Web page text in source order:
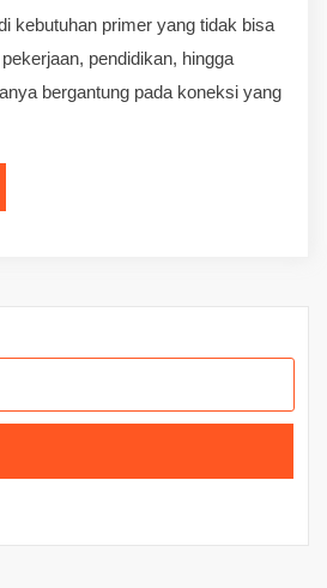
kebutuhan primer yang tidak bisa
pendidikan, hingga
bergantung pada koneksi yang